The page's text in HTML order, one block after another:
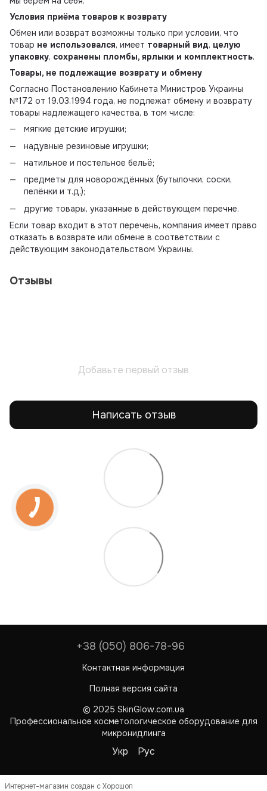
Условия приёма товаров к возврату
Обмен или возврат возможны только при условии, что
товар не использовался, имеет товарный вид, целую
упаковку, сохранены пломбы, ярлыки и комплектность.
Товары, не подлежащие возврату и обмену
Согласно Постановлению Кабинета Министров Украины
№172 от 19.03.1994 года, не подлежат обмену и возврату
товары надлежащего качества, в том числе:
мягкие детские игрушки;
надувные резиновые игрушки;
натильное и постельное бельё;
предметы для новорождённых (бутылочки, соски,
пелёнки и т.д.);
другие товары, указанные в действующем перечне.
Если товар входит в этот перечень, компания имеет право
отказать в возврате или обмене в соответствии с
действующим законодательством Украины.
Отзывы
Добавьте первый отзыв
Написать отзыв
+38 (050) 806-78-96
Контактная информация
Полная версия сайта
© 2025 SkinGlow.com.ua
Профессиональное косметологическое оборудование для
микронидлинга
Укр Рус
Интернет-магазин создан с Хорошоп